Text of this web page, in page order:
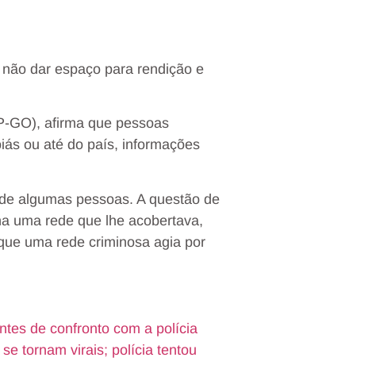
dar espaço para rendição e
GO), afirma que pessoas
ou até do país, informações
algumas pessoas. A questão de
uma rede que lhe acobertava,
uma rede criminosa agia por
de confronto com a polícia
tornam virais; polícia tentou